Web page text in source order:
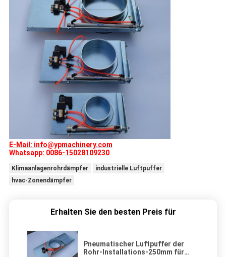
E-Mail: info@ypmachinery.com
Whatsapp: 0086-15028109230
Klimaanlagenrohrdämpfer
industrielle Luftpuffer
hvac-Zonendämpfer
Erhalten Sie den besten Preis für
Pneumatischer Luftpuffer der
Rohr-Installations-250mm für